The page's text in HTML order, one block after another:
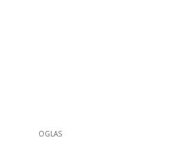
OGLAS